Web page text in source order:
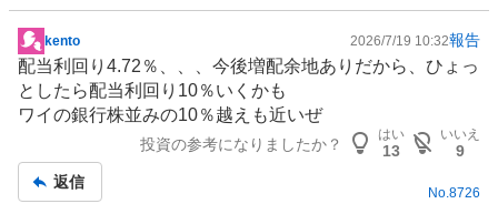
掲
示
板
記
kento 2026/7/19 10:32報告
配当利回り4.72％、、、今後増配余地ありだから、ひょっ
としたら配当利回り10％いくかも
ワイの銀行株並みの10％越えも近いぜ
投資の参考になりましたか？
はい
13
いいえ
9
返信
No.8726